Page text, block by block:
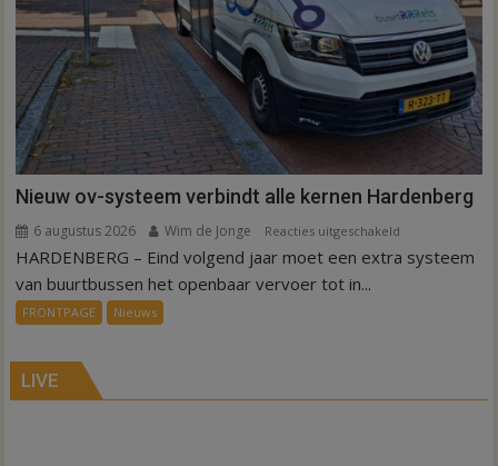
Nieuw ov-systeem verbindt alle kernen Hardenberg
6 augustus 2026 Wim de Jonge Reacties uitgeschakeld
Nieuw
Hardenberg
HARDENBERG – Eind volgend jaar moet een extra systeem
van buurtbussen het openbaar vervoer tot in...
FRONTPAGE Nieuws
LIVE